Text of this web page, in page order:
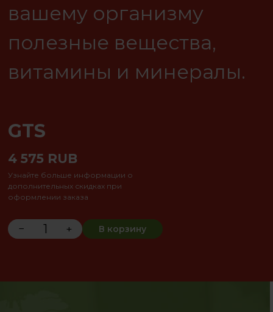
вашему организму
полезные вещества,
витамины и минералы.
GTS
4 575 RUB
Узнайте больше информации о
дополнительных скидках при
оформлении заказа
− + В корзину